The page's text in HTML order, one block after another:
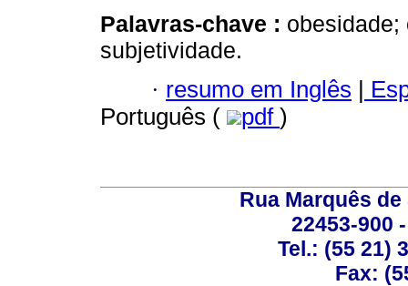
Palavras-chave : obesidade;
subjetividade.
· resumo em Inglês |
Português (
pdf )
Rua Marquês de
22453-900
Tel.: (55 21)
Fax: